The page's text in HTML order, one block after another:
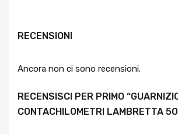
RECENSIONI
Ancora non ci sono recensioni.
RECENSISCI PER PRIMO
CONTACHILOMETRI LAMBRETTA